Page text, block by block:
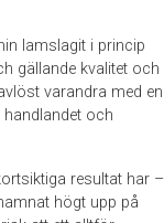
lamslagit i princip
gällande kvalitet och
varandra med en
och
resultat har –
högt upp på